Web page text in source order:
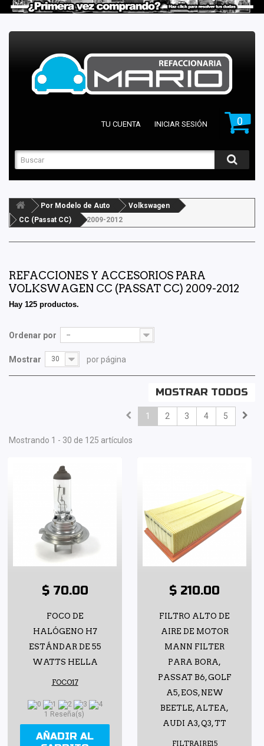
0
TU CUENTA INICIAR SESIÓN
Por Modelo de Auto
Volkswagen
CC (Passat CC)
2009-2012
REFACCIONES Y ACCESORIOS PARA
VOLKSWAGEN CC (PASSAT CC) 2009-2012
Hay 125 productos.
Ordenar por --
Mostrar 30 por página
MOSTRAR TODOS
1 2 3 4 5
Mostrando 1 - 30 de 125 artículos
$ 70.00
FOCO DE
HALÓGENO H7
ESTÁNDAR DE 55
WATTS HELLA
FOCO17
1 Reseña(s)
AÑADIR AL
$ 210.00
FILTRO ALTO DE
AIRE DE MOTOR
MANN FILTER
PARA BORA,
PASSAT B6, GOLF
A5, EOS, NEW
BEETLE, ALTEA,
AUDI A3, Q3, TT
FILTRAIRE15